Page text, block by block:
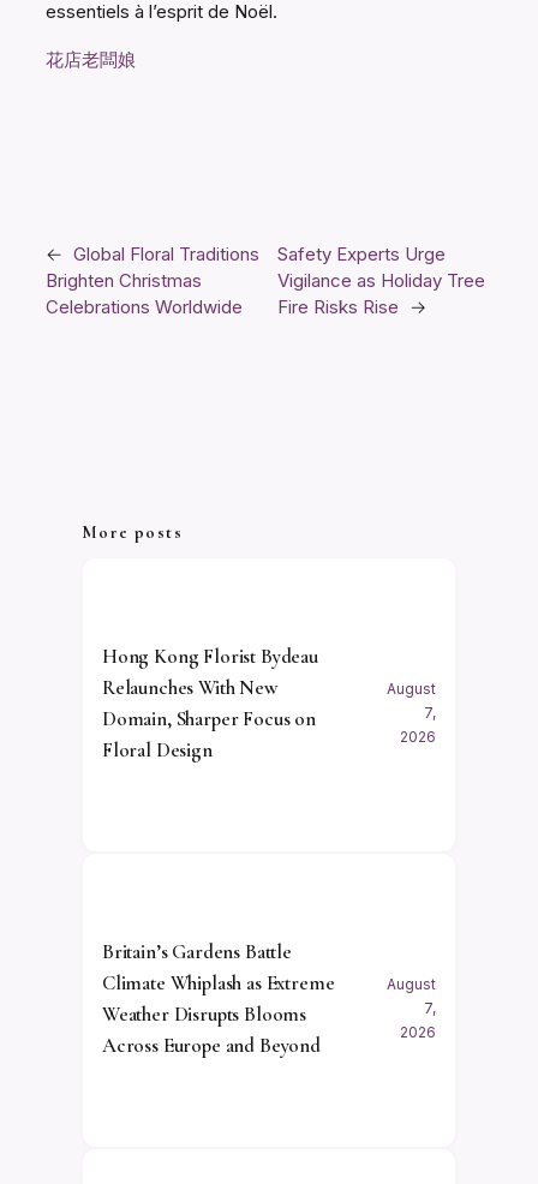
essentiels à l’esprit de Noël.
花店老闆娘
← Global Floral Traditions
Brighten Christmas
Celebrations Worldwide
Safety Experts Urge
Vigilance as Holiday Tree
Fire Risks Rise
→
More posts
Hong Kong Florist Bydeau
Relaunches With New
Domain, Sharper Focus on
Floral Design
August
7,
2026
Britain’s Gardens Battle
Climate Whiplash as Extreme
Weather Disrupts Blooms
Across Europe and Beyond
August
7,
2026